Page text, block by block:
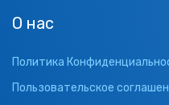
О нас
Политика
Пользовательское